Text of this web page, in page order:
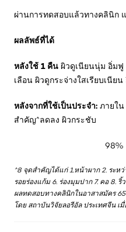
ผ่านการทดสอบแล้วทางคลินิก
ผลลัพธ์ที่ได้
หลังใช้ 1 คืน ผิวดูเนียนนุ่ม อิ่มฟู
เลือน ผิวดูกระจ่างใสเรียบเนีย
หลังจากที่ใช้เป็นประจำ: ภายใ
สำคัญ^ลดลง ผิวกระชับ
98% ของผู้ใช้รู้สึ
^8 จุดสำคัญได้แก่ 1.หน้าผาก 2. ระห
รอยร่องแก้ม 6. ร่องมุมปาก 7. คอ 8.
ผลทดสอบทางคลินิกในอาสาสมัคร
โดย สถาบันวิจัยลอรีอัล ประเทศจีน เ